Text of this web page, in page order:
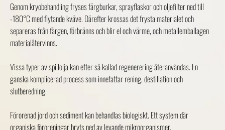
Genom kryobehandling fryses färgburkar, sprayflaskor och oljefilter ned till
-180°C med flytande kväve. Därefter krossas det frysta materialet och
separeras från färgen, förbränns och blir el och värme, och metallemballagen
materialåtervinns.
Vissa typer av spillolja kan efter så kallad regenerering återanvändas. En
ganska komplicerad process som innefattar rening, destillation och
slutberedning.
Förorenad jord och sediment kan behandlas biologiskt. Ett system där
organiska föroreningar bryts ned av levande mikroorganismer.